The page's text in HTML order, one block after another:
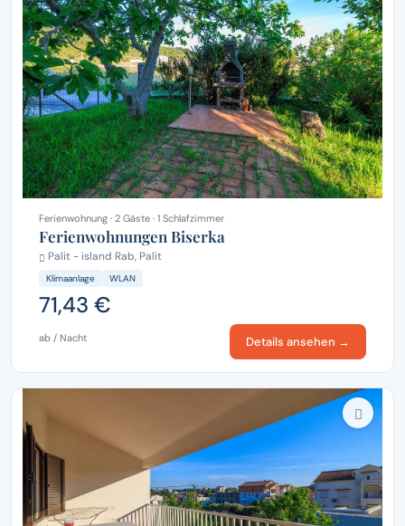
Ferienwohnung · 2 Gäste · 1 Schlafzimmer
Ferienwohnungen Biserka
Palit - island Rab, Palit
Klimaanlage WLAN
71,43 €
ab / Nacht Details ansehen →